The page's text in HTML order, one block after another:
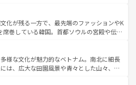
しい。 なお、新着のハワイ情報
覧を参照してほしい。
ビティも充実しており、サーフィンやダイ
ングなど、アウトドア好きにはたまらな
リアの多彩な魅力を存分に味わいつくそ
。
山岳地帯である台湾東部など、都市の喧騒
が共存しており、訪れる人に新しい発見と
てくれる。また、奥深い台湾の食文化も魅
判のスイーツなど、バラエティ豊かな料理
が味わえる。 なお、新着の台湾情報は コンテンツ一覧を参
化が残る一方で、最先端のファッションやK
席巻している韓国。首都ソウルの宮殿や伝統
延ばせば四季折々の自然美を楽しむことが
、キムチや焼肉、絶品のストリートフード
な韓国料理が待っている。夜には、韓国な
様な文化が魅力的なベトナム。南北に細長
は、広大な田園風景や青々とした山々、世